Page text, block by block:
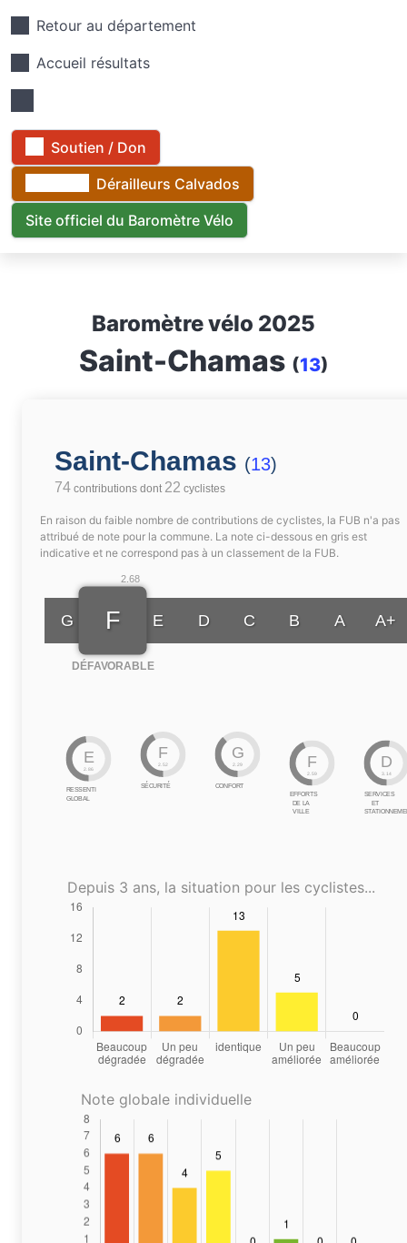
Retour au département
Accueil résultats
Soutien / Don
Dérailleurs Calvados
Site officiel du Baromètre Vélo
Baromètre vélo 2025
Saint-Chamas (13)
Saint-Chamas (13)
74 contributions dont 22 cyclistes
En raison du faible nombre de contributions de cyclistes, la FUB n'a pas
attribué de note pour la commune. La note ci-dessous en gris est
indicative et ne correspond pas à un classement de la FUB.
G
2.68
F
DÉFAVORABLE
E D C B A A+
E
2.86
RESSENTI
GLOBAL
F
2.52
SÉCURITÉ
G
2.29
CONFORT
F
2.59
EFFORTS
DE LA
VILLE
D
3.14
SERVICES
ET
Depuis 3 ans, la situation pour les cyclistes...
Note globale individuelle